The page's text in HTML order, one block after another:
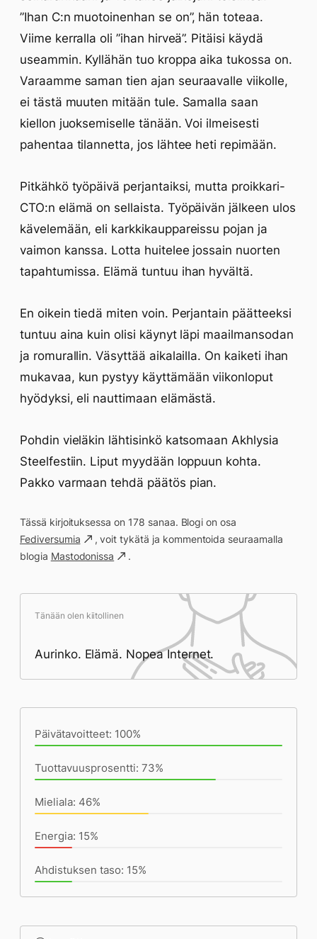
”Ihan C:n muotoinenhan se on”, hän toteaa.
Viime kerralla oli ”ihan hirveä”. Pitäisi käydä
useammin. Kyllähän tuo kroppa aika tukossa on.
Varaamme saman tien ajan seuraavalle viikolle,
ei tästä muuten mitään tule. Samalla saan
kiellon juoksemiselle tänään. Voi ilmeisesti
pahentaa tilannetta, jos lähtee heti repimään.
Pitkähkö työpäivä perjantaiksi, mutta proikkari-
CTO:n elämä on sellaista. Työpäivän jälkeen ulos
kävelemään, eli karkkikauppareissu pojan ja
vaimon kanssa. Lotta huitelee jossain nuorten
tapahtumissa. Elämä tuntuu ihan hyvältä.
En oikein tiedä miten voin. Perjantain päätteeksi
tuntuu aina kuin olisi käynyt läpi maailmansodan
ja romurallin. Väsyttää aikalailla. On kaiketi ihan
mukavaa, kun pystyy käyttämään viikonloput
hyödyksi, eli nauttimaan elämästä.
Pohdin vieläkin lähtisinkö katsomaan Akhlysia
Steelfestiin. Liput myydään loppuun kohta.
Pakko varmaan tehdä päätös pian.
Tässä kirjoituksessa on 178 sanaa. Blogi on osa
Fediversumia
, voit tykätä ja kommentoida seuraamalla
blogia Mastodonissa .
Tänään olen kiitollinen
Aurinko. Elämä. Nopea Internet.
Päivätavoitteet: 100%
Tuottavuusprosentti: 73%
Mieliala: 46%
Energia: 15%
Ahdistuksen taso: 15%